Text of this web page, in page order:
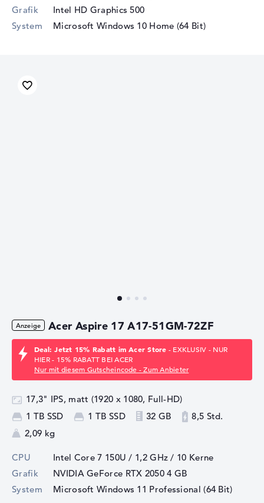
Grafik
Intel HD Graphics 500
System
Microsoft Windows 10 Home (64 Bit)
Acer Aspire 17 A17-51GM-72ZF
Deal: Jetzt 15% Rabatt im Acer Store - EXKLUSIV - NUR
HIER - 15% RABATT BEI ACER
Nur mit diesem Gutscheincode - Zum Anbieter
17,3" IPS, matt (1920 x 1080, Full-HD)
1 TB SSD
1 TB SSD 32 GB
8,5 Std.
2,09 kg
CPU Intel Core 7 150U / 1,2 GHz / 10 Kerne
Grafik
NVIDIA GeForce RTX 20504 GB
System
Microsoft Windows 11 Professional (64 Bit)